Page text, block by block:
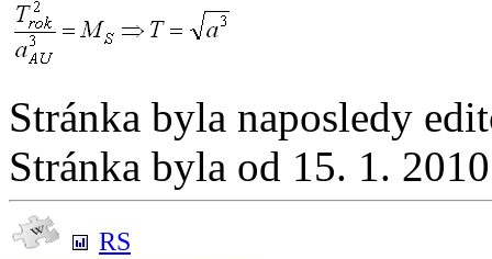
Stránka byla naposledy
Stránka byla od 15. 1.
RS